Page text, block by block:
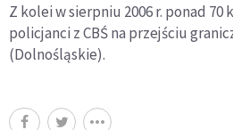
Z kolei w sierpniu 2006 r. ponad
policjanci z CBŚ na przejściu
(Dolnośląskie).